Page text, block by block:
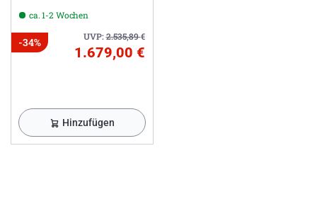
ca. 1-2 Wochen
UVP:2.535,89€
-34%
1.679,00 €
Hinzufügen